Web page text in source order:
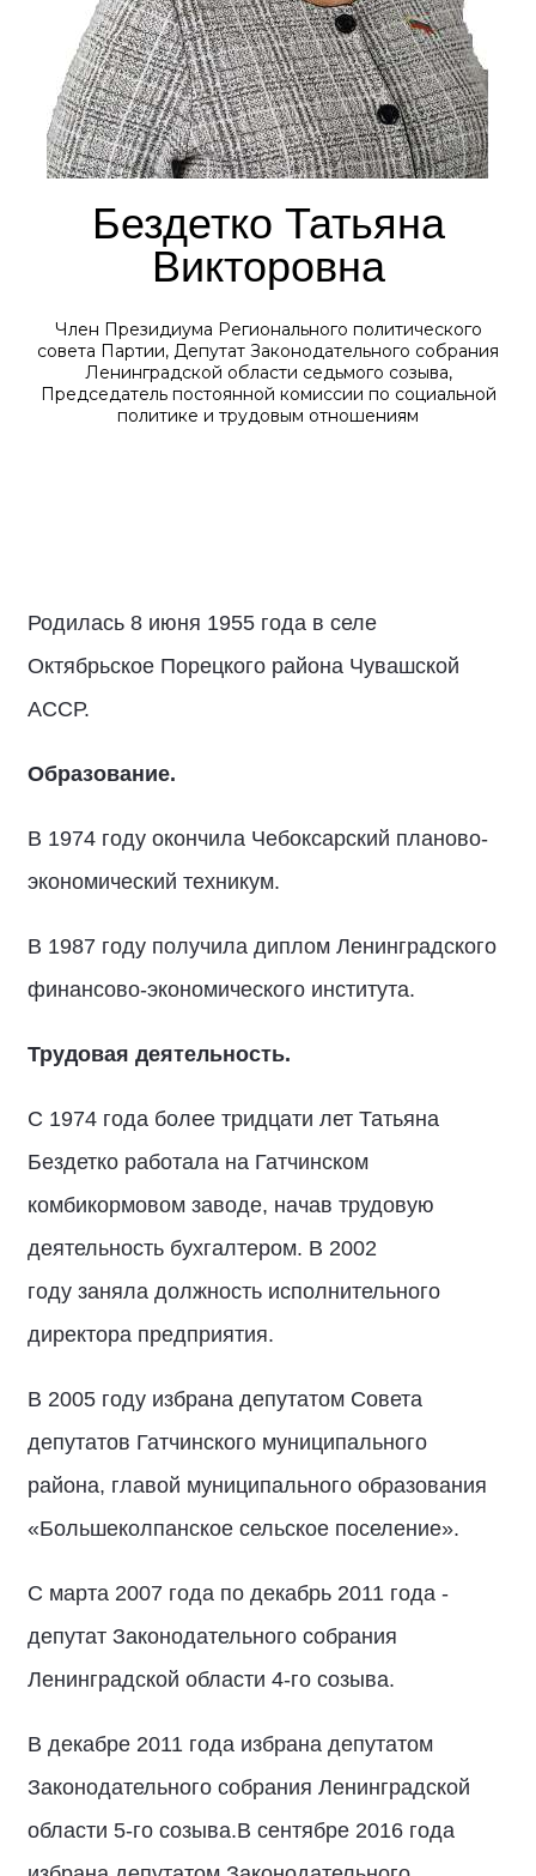
Бездетко Татьяна
Викторовна
Член Президиума Регионального политического
совета Партии, Депутат Законодательного собрания
Ленинградской области седьмого созыва,
Председатель постоянной комиссии по социальной
политике и трудовым отношениям
Родилась 8 июня 1955 года в селе
Октябрьское Порецкого района Чувашской
АССР.
Образование.
В 1974 году окончила Чебоксарский планово-
экономический техникум.
В 1987 году получила диплом Ленинградского
финансово-экономического института.
Трудовая деятельность.
С 1974 года более тридцати лет Татьяна
Бездетко работала на Гатчинском
комбикормовом заводе, начав трудовую
деятельность бухгалтером. В 2002
году заняла должность исполнительного
директора предприятия.
В 2005 году избрана депутатом Совета
депутатов Гатчинского муниципального
района, главой муниципального образования
«Большеколпанское сельское поселение».
С марта 2007 года по декабрь 2011 года -
депутат Законодательного собрания
Ленинградской области 4-го созыва.
В декабре 2011 года избрана депутатом
Законодательного собрания Ленинградской
области 5-го созыва.В сентябре 2016 года